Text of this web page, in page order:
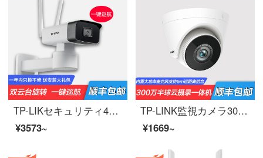
TP-LIKセキュリティ400万高精細無線監視カメラ携帯電話長星夜間テレビ回転雲台機家庭用防水防塵ビデオプローブTL-PC 745-D銃器400万画質【ワンタッチクルーズ】128 GB
¥3573~
TP-LINK監視カメラ300万半球雲撮影一体機5 m携帯電話の電源アダプタを持参し、携帯電話の遠隔TL-PC 4 Y 35 H-S 4にメモリがないこと。
¥1669~